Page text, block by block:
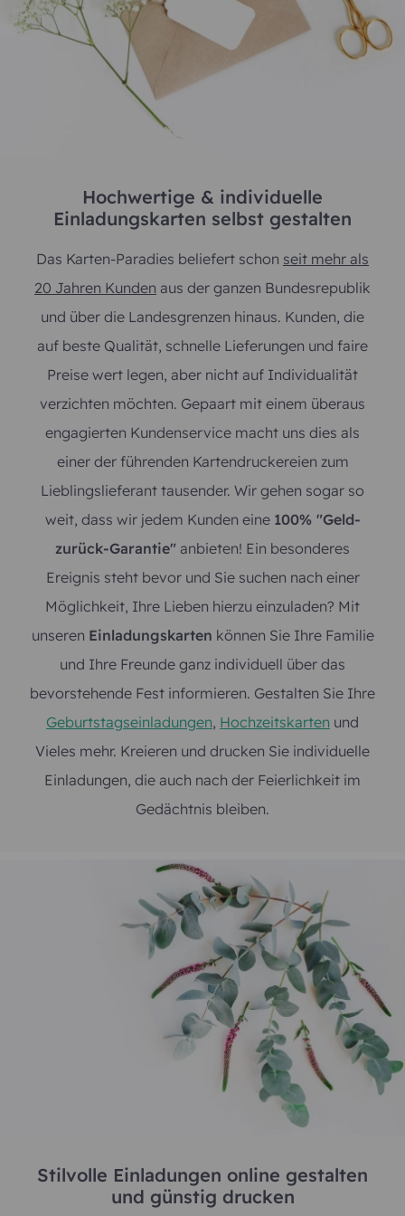
Hochwertige & individuelle
Einladungskarten selbst gestalten
Das Karten-Paradies beliefert schon seit mehr als
20 Jahren Kunden aus der ganzen Bundesrepublik
und über die Landesgrenzen hinaus. Kunden, die
auf beste Qualität, schnelle Lieferungen und faire
Preise wert legen, aber nicht auf Individualität
verzichten möchten. Gepaart mit einem überaus
engagierten Kundenservice macht uns dies als
einer der führenden Kartendruckereien zum
Lieblingslieferant tausender. Wir gehen sogar so
weit, dass wir jedem Kunden eine 100% "Geld-
zurück-Garantie" anbieten! Ein besonderes
Ereignis steht bevor und Sie suchen nach einer
Möglichkeit, Ihre Lieben hierzu einzuladen? Mit
unseren Einladungskarten können Sie Ihre Familie
und Ihre Freunde ganz individuell über das
bevorstehende Fest informieren. Gestalten Sie Ihre
Geburtstagseinladungen, Hochzeitskarten und
Vieles mehr. Kreieren und drucken Sie individuelle
Einladungen, die auch nach der Feierlichkeit im
Gedächtnis bleiben.
Stilvolle Einladungen online gestalten
und günstig drucken